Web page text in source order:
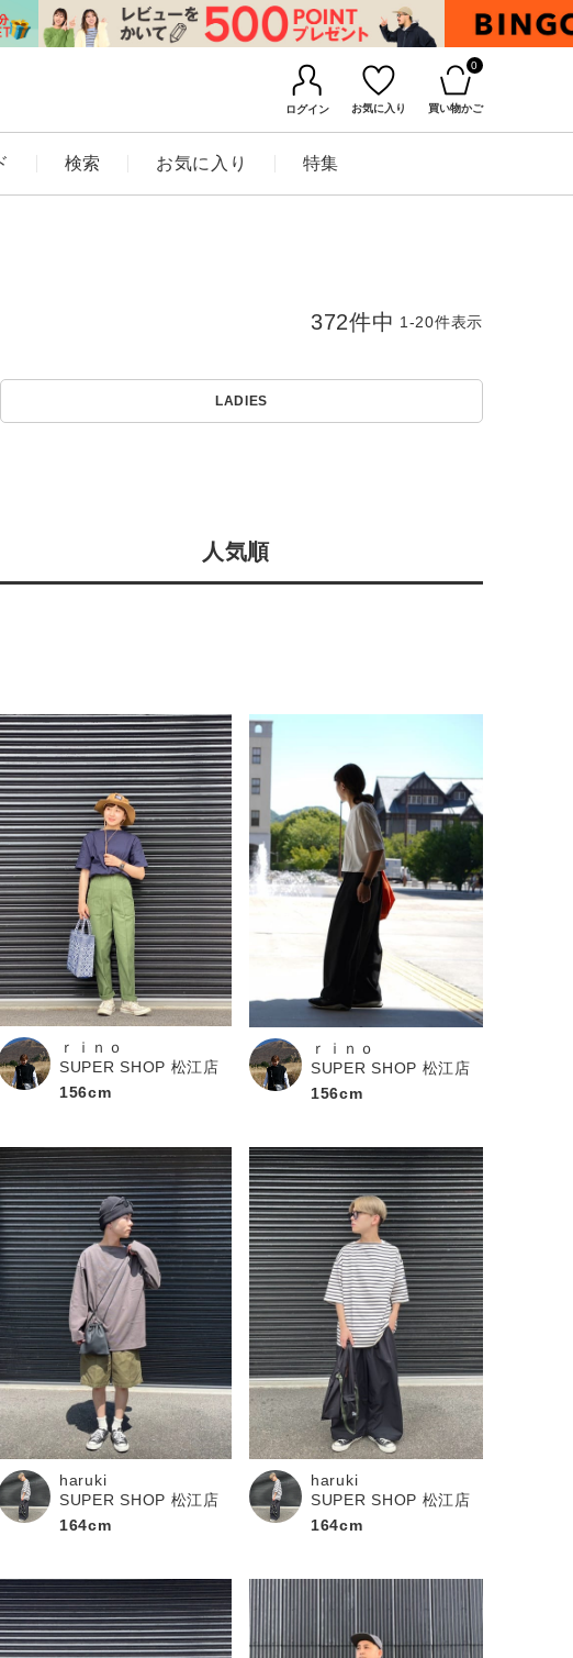
ログイン お気に入り
0
買い物かご
検索 お気に入り 特集
店舗一覧
会社概要
BINGOYA
無料公式アプリダウンロード
在庫なし含む
LADIES
人気順
372件中 1-20件表示
ｒｉｎｏ
SUPER SHOP 松江店
156cm
ｒｉｎｏ
SUPER SHOP 松江店
156cm
haruki
SUPER SHOP 松江店
164cm
haruki
SUPER SHOP 松江店
164cm